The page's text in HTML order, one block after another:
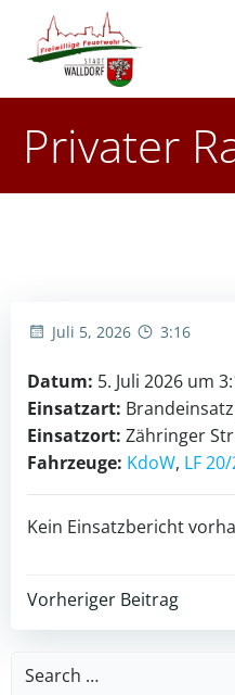
Privater
Juli 5, 2026 3:16
Datum: 5. Juli 2026 um
Einsatzart:
Einsatzort: Zähringer
Fahrzeuge: KdoW, LF
Kein Einsatzbericht
Post
navigation
Vorheriger Beitrag
Search